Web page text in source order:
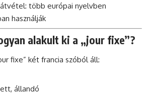
több európai nyelvben
használják
alakult ki a „jour fixe”?
fixe” két francia szóból áll:
állandó